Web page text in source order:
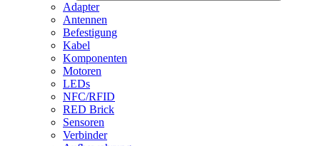
Adapter
Antennen
Befestigung
Kabel
Komponenten
Motoren
LEDs
NFC/RFID
RED Brick
Sensoren
Verbinder